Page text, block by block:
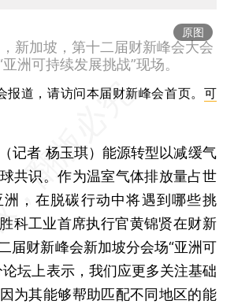
原图
新加坡，第十二届财新峰会大会
洲可持续发展挑战”现场。
道，请访问本届财新峰会首页。 可
记者 杨玉琪） 能源转型以减缓气
共识。作为温室气体排放量占世
，在脱碳行动中将遇到哪些挑
科工业首席执行官黄锦贤在财新
届财新峰会新加坡分会场“亚洲可
坛上表示，我们应更多关注基础
为其能够帮助匹配不同地区的能